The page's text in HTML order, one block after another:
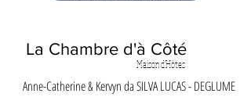
La Chambre d'à Côté
Maison d'Hôtes
Anne-Catherine & Kervyn da SILVA LUCAS - DEGLUME